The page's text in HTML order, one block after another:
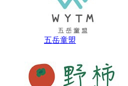
五岳童盟